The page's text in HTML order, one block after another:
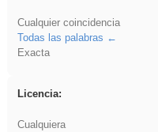
Cualquier coincidencia
Todas las palabras
Exacta
Licencia:
Cualquiera